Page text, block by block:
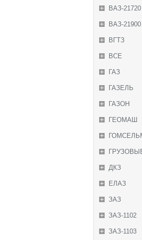
ВАЗ-21720
ВАЗ-21900
ВГТЗ
ВСЕ
ГАЗ
ГАЗЕЛЬ
ГАЗОН
ГЕОМАШ
ДКЗ
ЕЛАЗ
ЗАЗ
ЗАЗ-1102
ЗАЗ-1103